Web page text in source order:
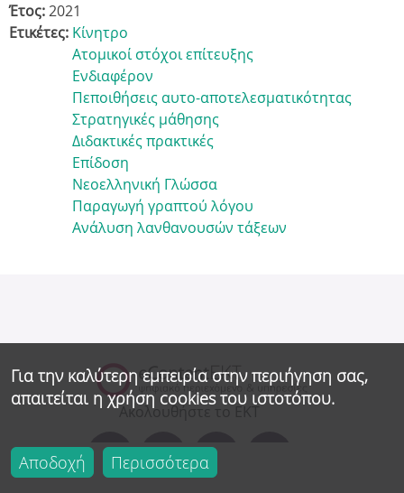
Έτος:2021
Ετικέτες: Κίνητρο
Ατομικοί στόχοι επίτευξης
Ενδιαφέρον
Πεποιθήσεις αυτο-αποτελεσματικότητας
Στρατηγικές μάθησης
Διδακτικές πρακτικές
Επίδοση
Νεοελληνική Γλώσσα
Παραγωγή γραπτού λόγου
Ανάλυση λανθανουσών τάξεων
Για την καλύτερη εμπειρία στην περιήγηση σας,
απαιτείται η χρήση cookies του ιστοτόπου.
Αποδοχή Περισσότερα